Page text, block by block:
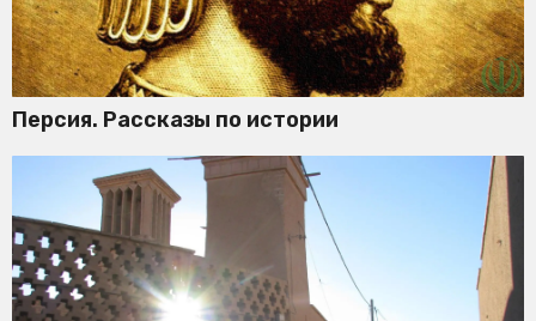
Персия. Рассказы по истории